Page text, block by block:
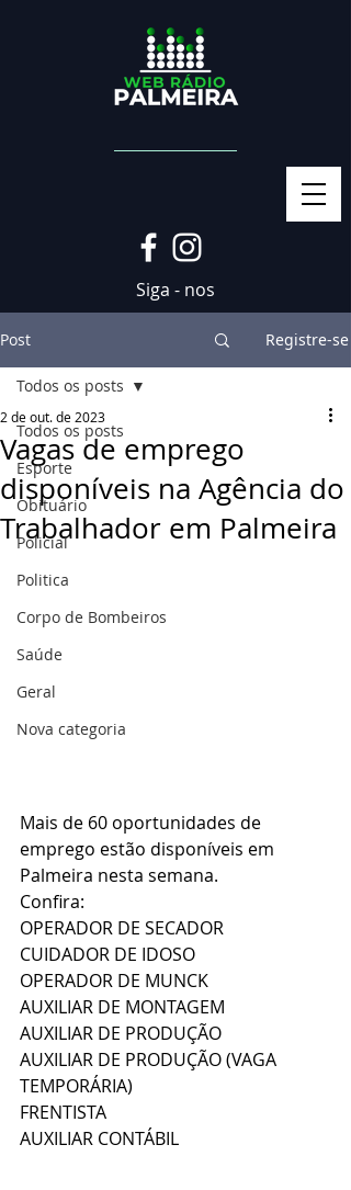
Siga - nos
Post Registre-se
Todos os posts
Esporte
Obituário
Policial
Politica
Corpo de Bombeiros
Saúde
Geral
Nova categoria
Todos os posts
Vagas de emprego
disponíveis na Agência do
Trabalhador em Palmeira
2 de out. de 2023
Mais de 60 oportunidades de
emprego estão disponíveis em
Palmeira nesta semana.
Confira:
OPERADOR DE SECADOR
CUIDADOR DE IDOSO
OPERADOR DE MUNCK
AUXILIAR DE MONTAGEM
AUXILIAR DE PRODUÇÃO
AUXILIAR DE PRODUÇÃO (VAGA
TEMPORÁRIA)
FRENTISTA
AUXILIAR CONTÁBIL